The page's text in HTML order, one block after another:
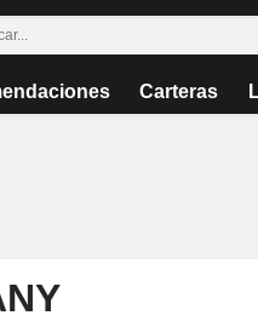
Carteras